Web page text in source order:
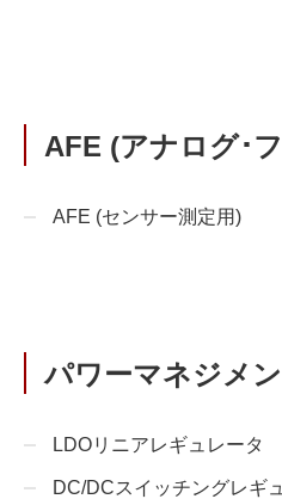
AFE (アナログ･
AFE (センサー測定用)
パワーマネジメ
LDOリニアレギュレータ
DC/DCスイッチングレギ